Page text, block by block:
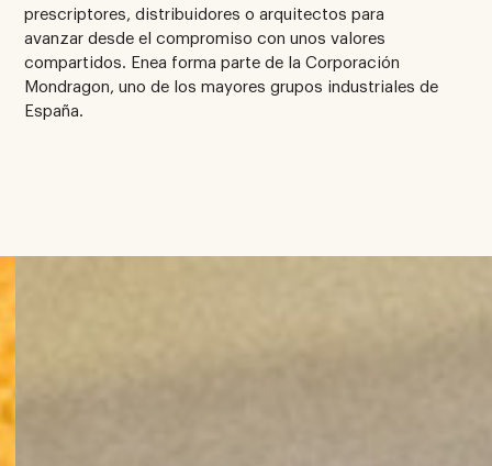
prescriptores, distribuidores o arquitectos para
avanzar desde el compromiso con unos valores
compartidos. Enea forma parte de la Corporación
Mondragon, uno de los mayores grupos industriales de
España.